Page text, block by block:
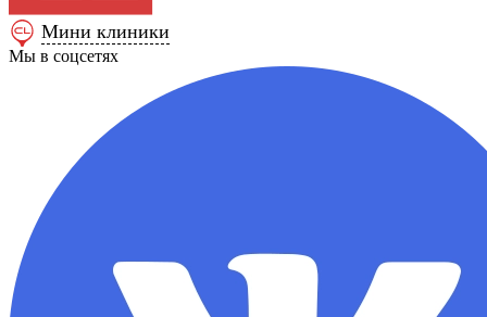
Мини клиники
Мы в соцсетях